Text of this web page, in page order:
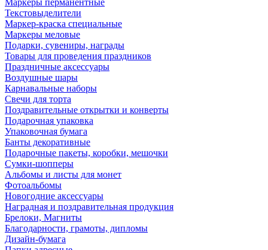
Маркеры перманентные
Текстовыделители
Маркер-краска специальные
Маркеры меловые
Подарки, сувениры, награды
Товары для проведения праздников
Праздничные аксессуары
Воздушные шары
Карнавальные наборы
Свечи для торта
Поздравительные открытки и конверты
Подарочная упаковка
Упаковочная бумага
Банты декоративные
Подарочные пакеты, коробки, мешочки
Сумки-шопперы
Альбомы и листы для монет
Фотоальбомы
Новогодние аксессуары
Наградная и поздравительная продукция
Брелоки, Магниты
Благодарности, грамоты, дипломы
Дизайн-бумага